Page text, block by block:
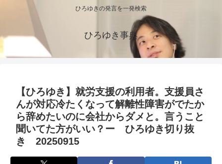
ひろゆきの発言を一発検索
ひろゆき事典
【ひろゆき】就労支援の利用者。支援員さ
んが対応冷たくなって解離性障害がでたか
ら辞めたいのに会社からダメと。言うこと
聞いてた方がいい？ー ひろゆき切り抜
き 20250915